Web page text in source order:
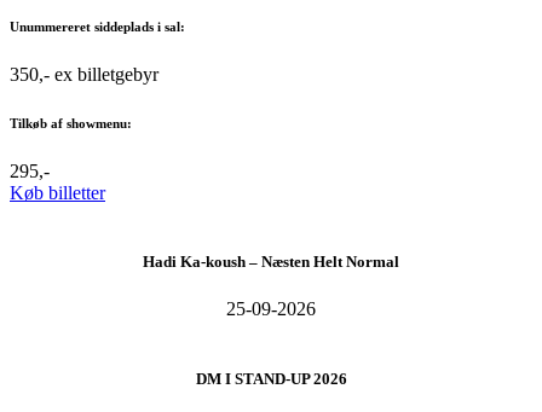
Unummereret siddeplads i sal:
350,- ex billetgebyr
Tilkøb af showmenu:
295,-
Køb billetter
Hadi Ka-koush – Næsten Helt Normal
25-09-2026
DM I STAND-UP 2026